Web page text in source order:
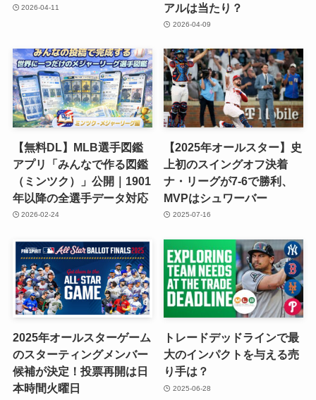
2026-04-11
アルは当たり？
2026-04-09
【無料DL】MLB選手図鑑
アプリ「みんなで作る図鑑
（ミンツク）」公開｜1901
年以降の全選手データ対応
2026-02-24
【2025年オールスター】史
上初のスイングオフ決着
ナ・リーグが7-6で勝利、
MVPはシュワーバー
2025-07-16
2025年オールスターゲーム
のスターティングメンバー
候補が決定！投票再開は日
本時間火曜日
トレードデッドラインで最
大のインパクトを与える売
り手は？
2025-06-28